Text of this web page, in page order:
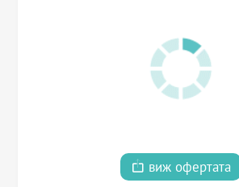
виж офертата